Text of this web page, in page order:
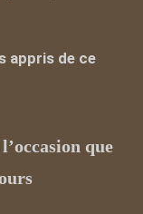
appris de ce
que